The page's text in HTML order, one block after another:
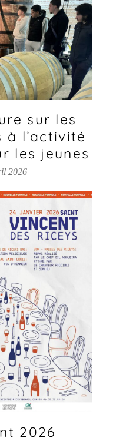
sur les
à l’activité
les jeunes
2026
2026